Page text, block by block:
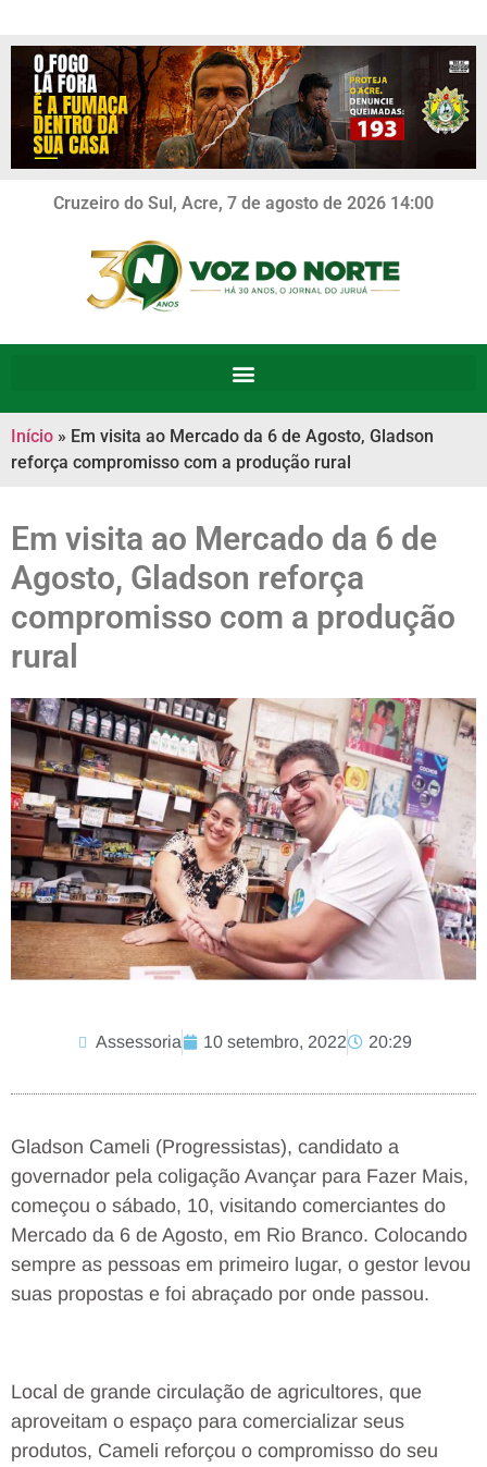
Cruzeiro do Sul, Acre, 7 de agosto de 2026 14:00
Início » Em visita ao Mercado da 6 de Agosto, Gladson
reforça compromisso com a produção rural
Em visita ao Mercado da 6 de
Agosto, Gladson reforça
compromisso com a produção
rural
Assessoria 10 setembro, 2022 20:29
Gladson Cameli (Progressistas), candidato a
governador pela coligação Avançar para Fazer Mais,
começou o sábado, 10, visitando comerciantes do
Mercado da 6 de Agosto, em Rio Branco. Colocando
sempre as pessoas em primeiro lugar, o gestor levou
suas propostas e foi abraçado por onde passou.
Local de grande circulação de agricultores, que
aproveitam o espaço para comercializar seus
produtos, Cameli reforçou o compromisso do seu